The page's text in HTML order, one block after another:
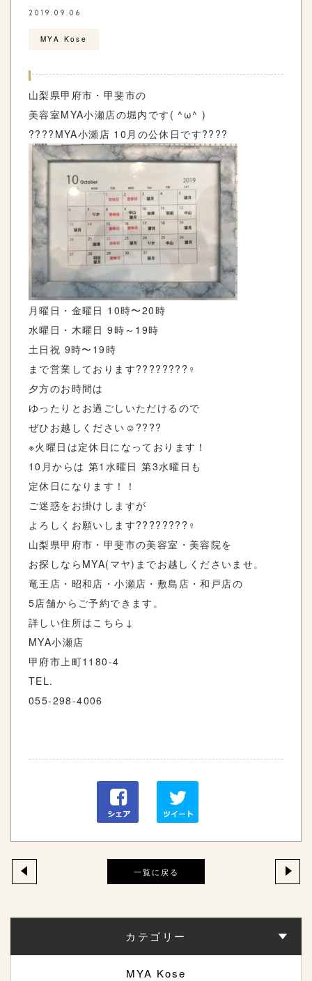
2019.09.06
MYA Kose
山梨県甲府市・甲斐市の
美容室MYA小瀬店の堀内です( ^ω^ )
????MYA小瀬店 10月の公休日です????
月曜日・金曜日 10時〜20時
水曜日・木曜日 9時～19時
土日祝 9時〜19時
まで営業しております????????‍♀️
夕方のお時間は
ゆったりとお過ごしいただけるので
ぜひお越しください☺️????
※火曜日は定休日になっております！
10月からは 第1水曜日 第3水曜日も
定休日になります！！
ご迷惑をお掛けしますが
よろしくお願いします????????‍♀️
山梨県甲府市・甲斐市の美容室・美容院を
お探しならMYA(マヤ)までお越しくださいませ。
竜王店・昭和店・小瀬店・敷島店・和戸店の
5店舗からご予約できます。
詳しい住所はこちら↓
MYA小瀬店
甲府市上町1180-4
TEL.
055-298-4006
一覧に戻る
カテゴリー
MYA Kose